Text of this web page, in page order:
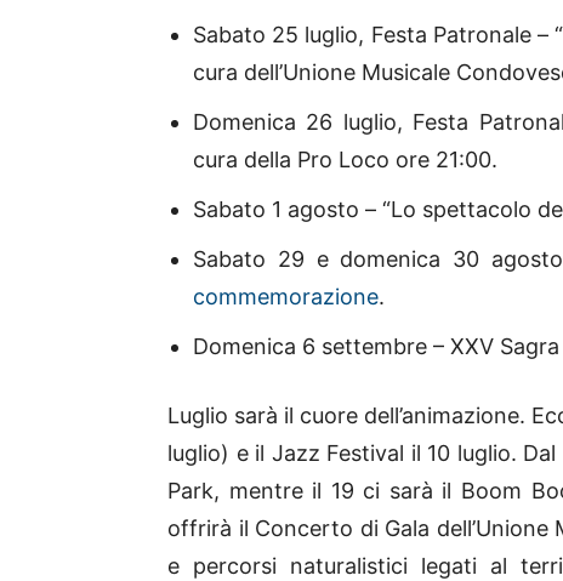
Sabato 25 luglio, Festa Patronale –
cura dell’Unione Musicale
Domenica 26 luglio, Festa
cura della Pro Loco ore 21:00.
Sabato 1 agosto – “Lo spettacolo
Sabato 29 e domenica 30
commemorazione.
Domenica 6 settembre – XXV
Luglio sarà il cuore dell’animazione.
luglio) e il Jazz Festival il 10 luglio.
Park, mentre il 19 ci sarà il Boom
offrirà il Concerto di Gala dell’Unione
e percorsi naturalistici legati al